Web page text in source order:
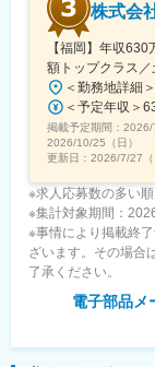
変更の範囲：
株式会
【福岡】年収
額トップクラス／
掲載予定期間： 2026/
2026/10/25（日）
更新日： 2026/7/27（
※求人応募数の多い
※集計対象期間：
※事情により掲載終
ざいます。その場合
了承ください。
電子部品メ